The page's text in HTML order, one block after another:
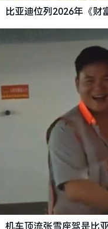
比亚迪位列2026年《财
机车顶流张雪座驾是比